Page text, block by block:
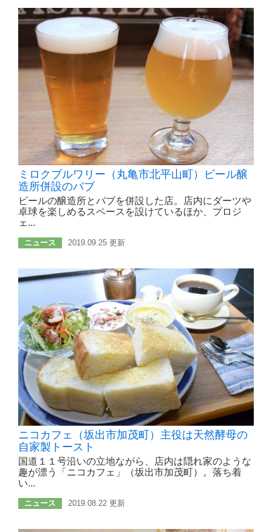
ミロクブルワリー（丸亀市北平山町）ビール醸
造所併設のパブ
ビールの醸造所とパブを併設した店。店内にダーツや
卓球を楽しめるスペースを設けているほか、プロジ
ェ...
ニュース 2019.09.25 更新
ニコカフェ（坂出市加茂町）主役は天然酵母の
自家製トースト
国道１１号沿いの立地ながら、店内は隠れ家のような
趣が漂う「ニコカフェ」（坂出市加茂町）。落ち着
い...
ニュース 2019.08.22 更新